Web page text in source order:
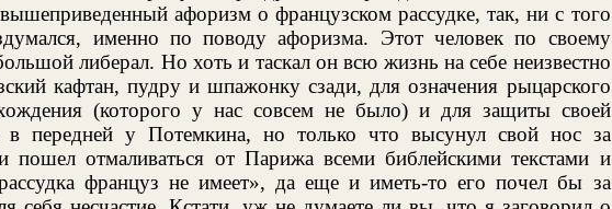
афоризм о французском рассудке, так, ни с того
именно по поводу афоризма. Этот человек по своему
либерал. Но хоть и таскал он всю жизнь на себе неизвестно
кафтан, пудру и шпажонку сзади, для означения рыцарского
(которого у нас совсем не было) и для защиты своей
в передней у Потемкина, но только что высунул свой нос за
пошел отмаливаться от Парижа всеми библейскими текстами и
француз не имеет», да еще и иметь-то его почел бы за